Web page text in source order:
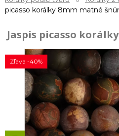
picasso korálky 8mm matné
Jaspis picasso
Zľava -40%